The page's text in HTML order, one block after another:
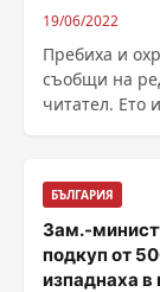
19/06/2022
Пребиха и
съобщи на
читател. Ето
БЪЛГАРИЯ
Зам.-
подкуп от
изпаднаха в